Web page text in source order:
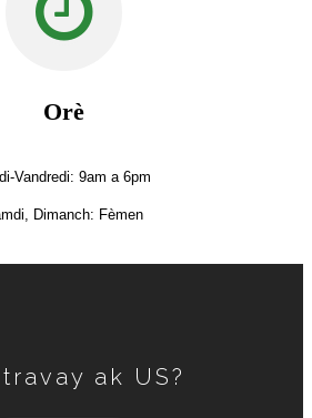
Orè
Vandredi: 9am a 6pm
Dimanch: Fèmen
ak US?